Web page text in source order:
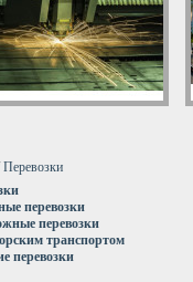
Перевозки
перевозки
перевозки
транспортом
перевозки